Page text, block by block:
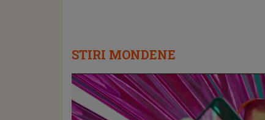
STIRI MONDENE